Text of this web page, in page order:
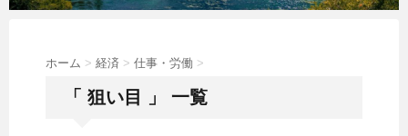
ホーム > 経済 > 仕事・労働 >
「 狙い目 」 一覧